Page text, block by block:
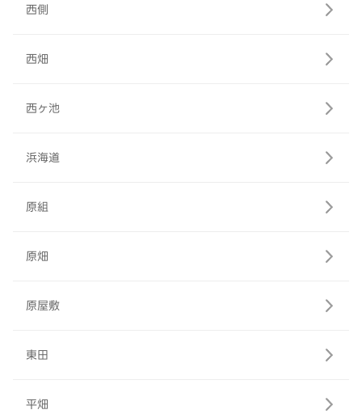
西側
西畑
西ヶ池
浜海道
原組
原畑
原屋敷
東田
平畑